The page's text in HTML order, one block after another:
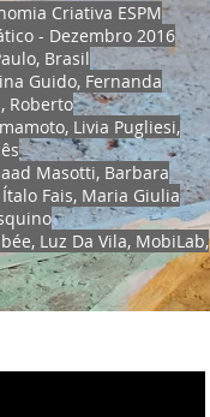
Criativa ESPM
- Dezembro 2016
Brasil
Guido, Fernanda
Roberto
Livia Pugliesi,
Masotti, Barbara
Fais, Maria Giulia
, Luz Da Vila, MobiLab,